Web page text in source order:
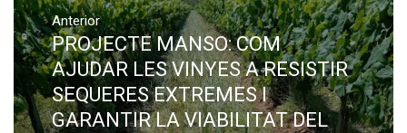
d'entrades
Anterior
Previous
post:
PROJECTE MANSO: COM
AJUDAR LES VINYES A RESISTIR
SEQUERES EXTREMES I
GARANTIR LA VIABILITAT DEL